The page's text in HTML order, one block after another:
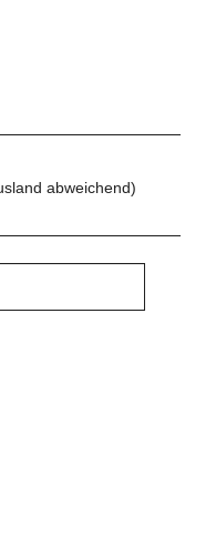
abweichend)